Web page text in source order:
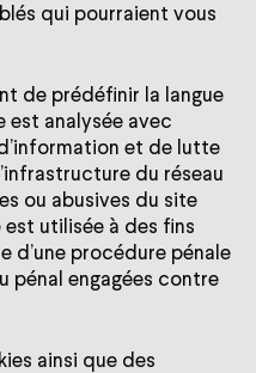
qui pourraient vous
de prédéfinir la langue
est analysée avec
et de lutte
du réseau
ou abusives du site
est utilisée à des fins
d’une procédure pénale
pénal engagées contre
ainsi que des